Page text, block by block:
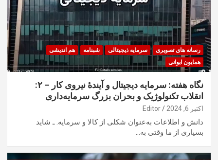
رسانه های تصویری سرمایه ذیجیتالی شبنامه
هم اندیشی
همایون ایوانی
نگاه هفته: سرمایه دیجیتال و آیندهٔ نیروی کار – ۲:
انقلاب تکنولوژیک و بحران بزرگ سرمایه‌داری
اکتبر 6, 2024 Editor
دانش و اطلاعات به‌عنوان شکلی از کالا و سرمایه. ـ شاید
بسیاری از ما وقتی به…